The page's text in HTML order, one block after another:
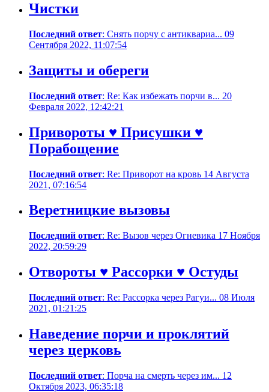
Чистки
Последний ответ: Снять порчу с антиквариа... 09
Сентября 2022, 11:07:54
Защиты и обереги
Последний ответ: Re: Как избежать порчи в... 20
Февраля 2022, 12:42:21
Привороты ♥ Присушки ♥
Порабощение
Последний ответ: Re: Приворот на кровь 14 Августа
2021, 07:16:54
Веретницкие вызовы
Последний ответ: Re: Вызов через Огневика 17 Ноября
2022, 20:59:29
Отвороты ♥ Рассорки ♥ Остуды
Последний ответ: Re: Рассорка через Рагуи... 08 Июля
2021, 01:21:25
Наведение порчи и проклятий
через церковь
Последний ответ: Порча на смерть через им... 12
Октября 2023, 06:35:18